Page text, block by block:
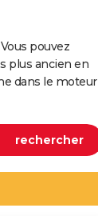
pouvez
plus ancien en
dans le moteur